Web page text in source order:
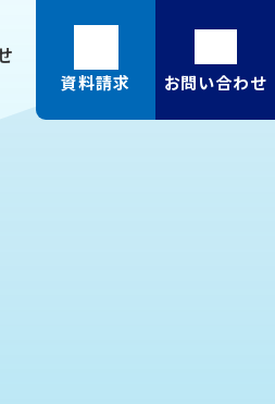
資料請求 お問い合わせ